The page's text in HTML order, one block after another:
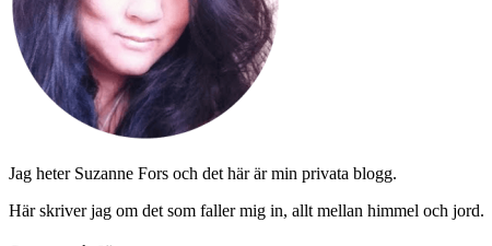
Jag heter Suzanne Fors och det här är min privata blogg.
Här skriver jag om det som faller mig in, allt mellan himmel och jord.